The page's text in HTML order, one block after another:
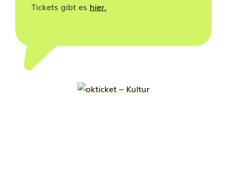
e
Tickets gibt es hier.